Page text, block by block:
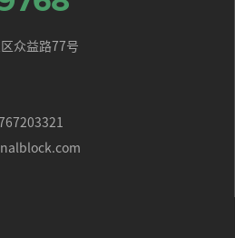
众益路77号